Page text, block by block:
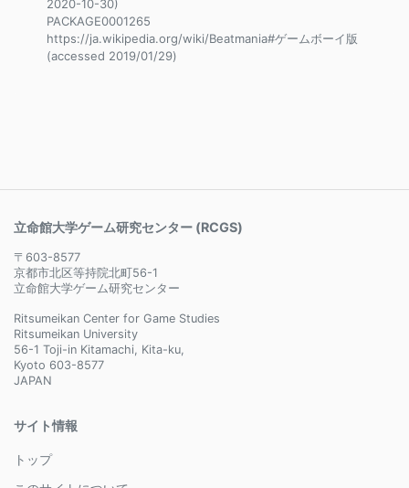
2020-10-30)
PACKAGE0001265
https://ja.wikipedia.org/wiki/Beatmania#ゲームボーイ版
(accessed 2019/01/29)
立命館大学ゲーム研究センター (RCGS)
〒603-8577
京都市北区等持院北町56-1
立命館大学ゲーム研究センター
Ritsumeikan Center for Game Studies
Ritsumeikan University
56-1 Toji-in Kitamachi, Kita-ku,
Kyoto 603-8577
JAPAN
サイト情報
トップ